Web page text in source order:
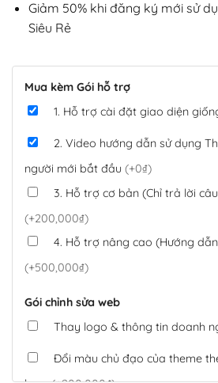
Giảm 50% khi đăng ký mới sử
Siêu Rẻ
Mua kèm Gói hỗ trợ
1. Hỗ trợ cài đặt giao diện
2. Video hướng dẫn sử dụng
người mới bắt đầu (+0₫)
3. Hỗ trợ cơ bản (Chỉ trả lời
(+200,000₫)
4. Hỗ trợ nâng cao (Hướng
(+500,000₫)
Gói chỉnh sửa web
Thay logo & thông tin doanh
Đổi màu chủ đạo của theme